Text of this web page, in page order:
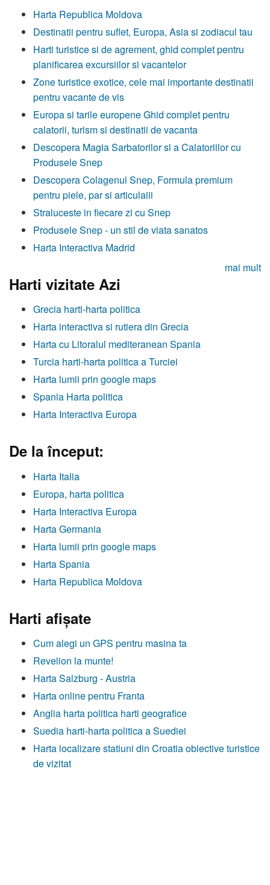
Harta Republica Moldova
Destinatii pentru suflet, Europa, Asia si zodiacul tau
Harti turistice si de agrement, ghid complet pentru
planificarea excursiilor si vacantelor
Zone turistice exotice, cele mai importante destinatii
pentru vacante de vis
Europa si tarile europene Ghid complet pentru
calatorii, turism si destinatii de vacanta
Descopera Magia Sarbatorilor si a Calatoriilor cu
Produsele Snep
Descopera Colagenul Snep, Formula premium
pentru piele, par si articulaiii
Straluceste in fiecare zi cu Snep
Produsele Snep - un stil de viata sanatos
Harta Interactiva Madrid
mai mult
Harti vizitate Azi
Grecia harti-harta politica
Harta interactiva si rutiera din Grecia
Harta cu Litoralul mediteranean Spania
Turcia harti-harta politica a Turciei
Harta lumii prin google maps
Spania Harta politica
Harta Interactiva Europa
De la început:
Harta Italia
Europa, harta politica
Harta Interactiva Europa
Harta Germania
Harta lumii prin google maps
Harta Spania
Harta Republica Moldova
Harti afişate
Cum alegi un GPS pentru masina ta
Revelion la munte!
Harta Salzburg - Austria
Harta online pentru Franta
Anglia harta politica harti geografice
Suedia harti-harta politica a Suediei
Harta localizare statiuni din Croatia obiective turistice
de vizitat